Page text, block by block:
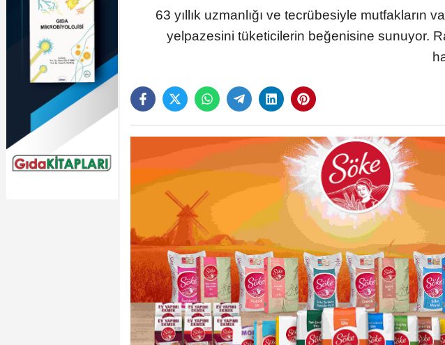
63 yıllık uzmanlığı ve tecrübesiyle mutfakların
yelpazesini tüketicilerin beğenisine sunuyor.